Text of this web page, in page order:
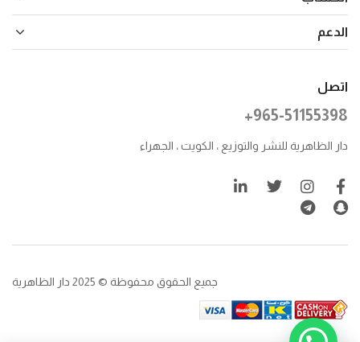
الدعم
اتصل
+965-51155398
دار الظاهرية للنشر والتوزيع ، الكويت ، الجهراء
جميع الحقوق محفوظة © 2025 دار الظاهرية